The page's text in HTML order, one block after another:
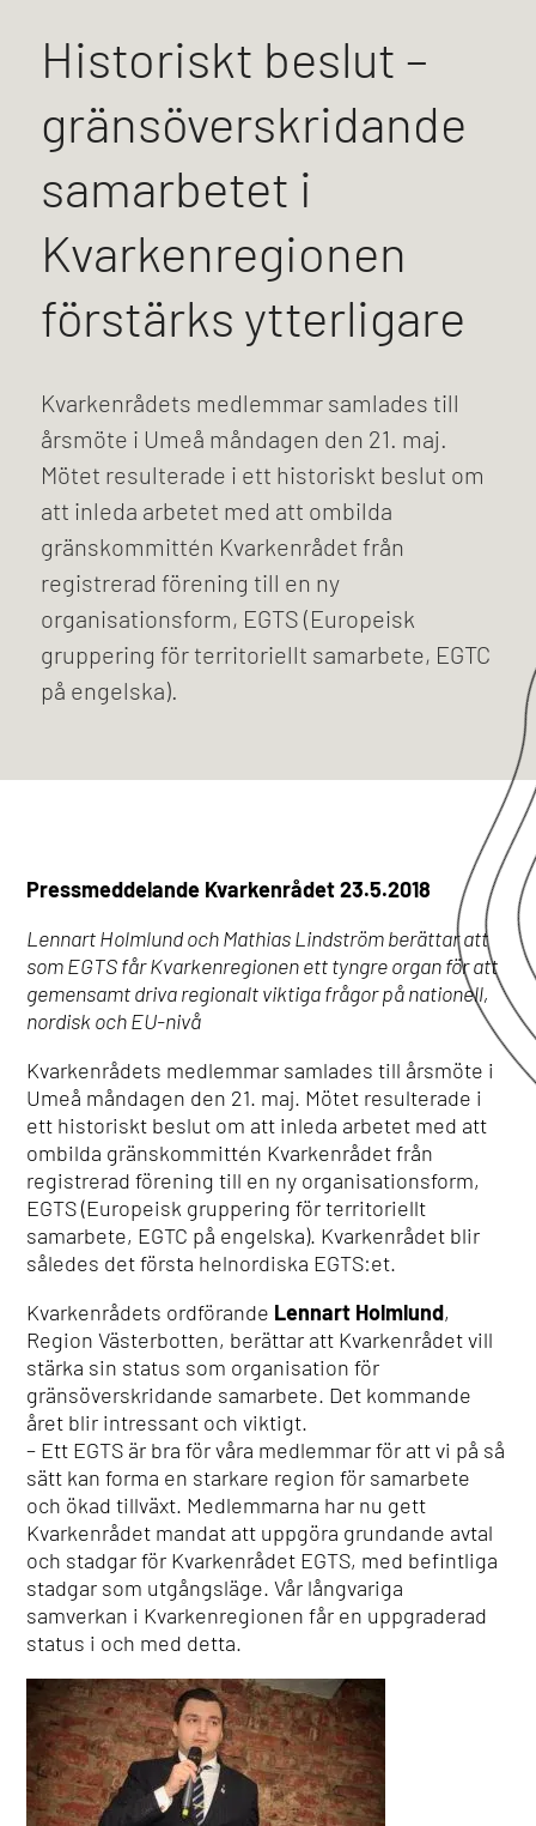
Historiskt beslut –
gränsöverskridande
samarbetet i
Kvarkenregionen
förstärks ytterligare
Kvarkenrådets medlemmar samlades till
årsmöte i Umeå måndagen den 21. maj.
Mötet resulterade i ett historiskt beslut om
att inleda arbetet med att ombilda
gränskommittén Kvarkenrådet från
registrerad förening till en ny
organisationsform, EGTS (Europeisk
gruppering för territoriellt samarbete, EGTC
på engelska).
Pressmeddelande Kvarkenrådet 23.5.2018
Lennart Holmlund och Mathias Lindström berättar att
som EGTS får Kvarkenregionen ett tyngre organ för att
gemensamt driva regionalt viktiga frågor på nationell,
nordisk och EU-nivå
Kvarkenrådets medlemmar samlades till årsmöte i
Umeå måndagen den 21. maj. Mötet resulterade i
ett historiskt beslut om att inleda arbetet med att
ombilda gränskommittén Kvarkenrådet från
registrerad förening till en ny organisationsform,
EGTS (Europeisk gruppering för territoriellt
samarbete, EGTC på engelska). Kvarkenrådet blir
således det första helnordiska EGTS:et.
Kvarkenrådets ordförande Lennart Holmlund,
Region Västerbotten, berättar att Kvarkenrådet vill
stärka sin status som organisation för
gränsöverskridande samarbete. Det kommande
året blir intressant och viktigt.
– Ett EGTS är bra för våra medlemmar för att vi på så
sätt kan forma en starkare region för samarbete
och ökad tillväxt. Medlemmarna har nu gett
Kvarkenrådet mandat att uppgöra grundande avtal
och stadgar för Kvarkenrådet EGTS, med befintliga
stadgar som utgångsläge. Vår långvariga
samverkan i Kvarkenregionen får en uppgraderad
status i och med detta.